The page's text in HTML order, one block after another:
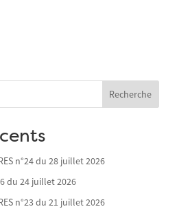
Recherche
n°24 du 28 juillet 2026
du 24 juillet 2026
n°23 du 21 juillet 2026